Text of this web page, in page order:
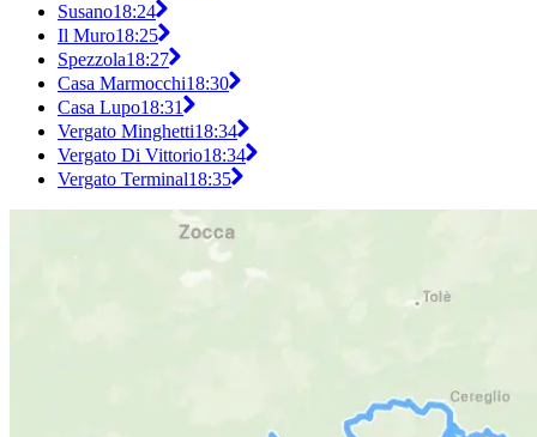
Susano18:24
Il Muro18:25
Spezzola18:27
Casa Marmocchi18:30
Casa Lupo18:31
Vergato Minghetti18:34
Vergato Di Vittorio18:34
Vergato Terminal18:35